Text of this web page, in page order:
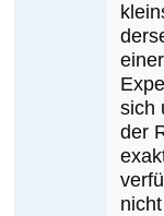
sich
der